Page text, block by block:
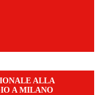
ALLA
A MILANO